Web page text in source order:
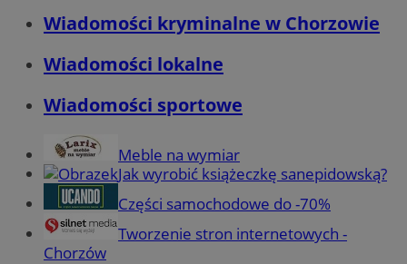
Wiadomości kryminalne w Chorzowie
Wiadomości lokalne
Wiadomości sportowe
Meble na wymiar
Jak wyrobić książeczkę sanepidowską?
Części samochodowe do -70%
Tworzenie stron internetowych -
Chorzów